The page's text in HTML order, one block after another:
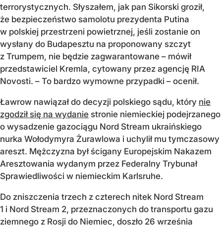
terrorystycznych. Słyszałem, jak pan Sikorski groził,
że bezpieczeństwo samolotu prezydenta Putina
w polskiej przestrzeni powietrznej, jeśli zostanie on
wysłany do Budapesztu na proponowany szczyt
z Trumpem, nie będzie zagwarantowane – mówił
przedstawiciel Kremla, cytowany przez agencję RIA
Novosti. – To bardzo wymowne przypadki – ocenił.
Ławrow nawiązał do decyzji polskiego sądu, który nie
zgodził się na wydanie stronie niemieckiej podejrzanego
o wysadzenie gazociągu Nord Stream ukraińskiego
nurka Wołodymyra Żurawlowa i uchylił mu tymczasowy
areszt. Mężczyzna był ścigany Europejskim Nakazem
Aresztowania wydanym przez Federalny Trybunał
Sprawiedliwości w niemieckim Karlsruhe.
Do zniszczenia trzech z czterech nitek Nord Stream
1 i Nord Stream 2, przeznaczonych do transportu gazu
ziemnego z Rosji do Niemiec, doszło 26 września